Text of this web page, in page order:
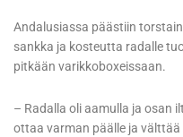
Andalusiassa päästiin
sankka ja kosteutta radalle
pitkään varikkoboxeissaan.
– Radalla oli aamulla ja osan
ottaa varman päälle ja